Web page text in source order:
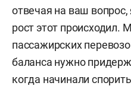
отвечая на ваш вопрос,
рост этот
пассажирских
баланса нужно
когда начинали